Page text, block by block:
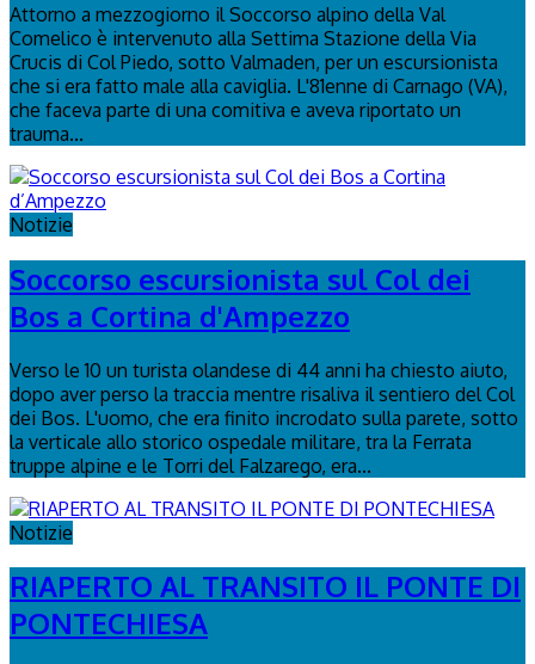
Attorno a mezzogiorno il Soccorso alpino della Val
Comelico è intervenuto alla Settima Stazione della Via
Crucis di Col Piedo, sotto Valmaden, per un escursionista
che si era fatto male alla caviglia. L'81enne di Carnago (VA),
che faceva parte di una comitiva e aveva riportato un
trauma...
Notizie
Soccorso escursionista sul Col dei
Bos a Cortina d'Ampezzo
Verso le 10 un turista olandese di 44 anni ha chiesto aiuto,
dopo aver perso la traccia mentre risaliva il sentiero del Col
dei Bos. L'uomo, che era finito incrodato sulla parete, sotto
la verticale allo storico ospedale militare, tra la Ferrata
truppe alpine e le Torri del Falzarego, era...
Notizie
RIAPERTO AL TRANSITO IL PONTE DI
PONTECHIESA